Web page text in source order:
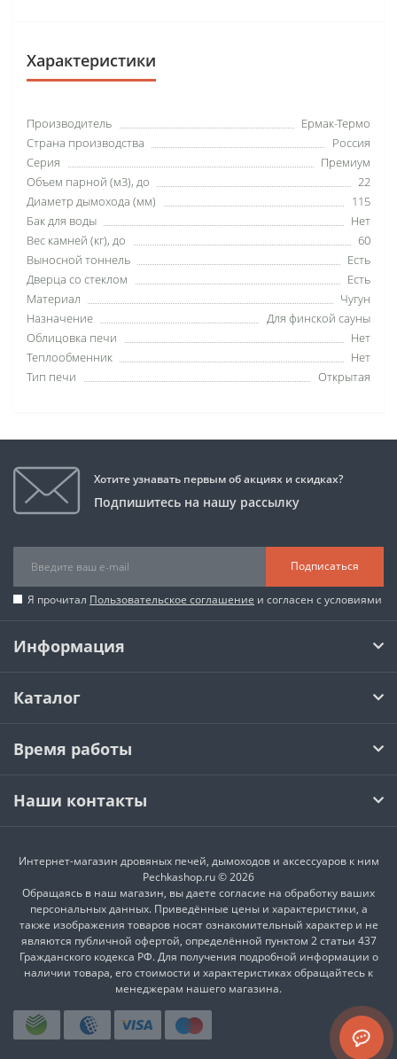
Характеристики
Производитель
Ермак-Термо
Страна производства
Россия
Серия
Премиум
Объем парной (м3), до
22
Диаметр дымохода (мм)
115
Бак для воды
Нет
Вес камней (кг), до
60
Выносной тоннель
Есть
Дверца со стеклом
Есть
Материал
Чугун
Назначение
Для финской сауны
Облицовка печи
Нет
Теплообменник
Нет
Тип печи
Открытая
Хотите узнавать первым об акциях и скидках?
Подпишитесь на нашу рассылку
Подписаться
Я прочитал Пользовательское соглашение и согласен с условиями
Информация
Каталог
Время работы
Наши контакты
Интернет-магазин дровяных печей, дымоходов и аксессуаров к ним
Pechkashop.ru © 2026
Обращаясь в наш магазин, вы даете согласие на обработку ваших
персональных данных. Приведённые цены и характеристики, а
также изображения товаров носят ознакомительный характер и не
являются публичной офертой, определённой пунктом 2 статьи 437
Гражданского кодекса РФ. Для получения подробной информации о
наличии товара, его стоимости и характеристиках обращайтесь к
менеджерам нашего магазина.